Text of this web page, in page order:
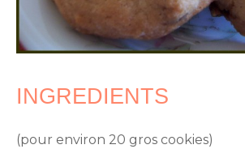
INGREDIENTS
(pour environ 20 gros cookies)